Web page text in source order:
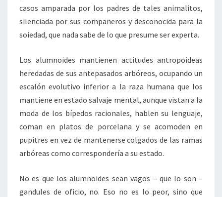
casos amparada por los padres de tales animalitos,
silenciada por sus compañeros y desconocida para la
soiedad, que nada sabe de lo que presume ser experta.
Los alumnoides mantienen actitudes antropoideas
heredadas de sus antepasados arbóreos, ocupando un
escalón evolutivo inferior a la raza humana que los
mantiene en estado salvaje mental, aunque vistan a la
moda de los bípedos racionales, hablen su lenguaje,
coman en platos de porcelana y se acomoden en
pupitres en vez de mantenerse colgados de las ramas
arbóreas como correspondería a su estado.
No es que los alumnoides sean vagos – que lo son –
gandules de oficio, no. Eso no es lo peor, sino que